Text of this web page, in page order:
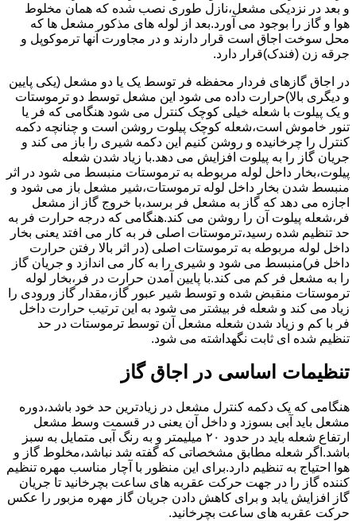
و بعد در نزدیکی مشعل،نازل طوری نصب شده که همان مخلوط
هوا و گاز را بوجود می آورد.بعد از لوله های مذکور مشعل ها که
محل سوخت اجاق است قرار دارند و در مجاورت آنها ترموکوپل و
جرقه زن (فندک)قرار دارد.
در اجاق گازهای فردار محفظه فر توسط یک یا دو مشعل (یکی پایین
و دیگری بالا)حرارت داده می شود این مشعل توسط دو ترموستات
و یک پیلوت با شعله خیلی کوچک کنترل می شود هنگامی که فر یا
تنور خاموش است،شعله کوچک پیلوت روشن است و چنانچه دکمه
کنترل را چرخانیده و روشن کنیم این دکمه شیری را باز می کند و
جریان گاز را به پیلوت افزایش می دهد.با زیاد شدن شعله
پیلوت،بخار داخل لوله مربوطه به ترموستات منبسط می شود در اثر
منبسط شدن بخار داخل لوله ترموستات،شیر مشعل باز می شود و
اجازه می دهد که گاز به مشعل فر برسد،با خروج گاز از مشعل
فر،شعله پیلوت آن را روشن می کند.هنگامی که درجه حرارت فر به
حد تنظیم شده رسید،ترموستات اصلی فر به کار می افتد یعنی بخار
داخل لوله مربوطه به ترموستات اصلی (در اثر بالا رفتن حرارت
داخل فر)منبسط می شود و شیری را به کار می اندازد و جریان گاز
را به مشعل فر کم می کند.با پایین آمدن حرارت در فر،بخار لوله
ترموستات منقبض شده و توسط شیر عبور گاز،مقدار گاز ورودی را
زیاد می کند و شعله فر بیشتر می شود به این ترتیب حرارت داخل
فر با کم و زیاد شدن شعله مشعل آن توسط ترموستات در حد
تنظیم شده ای ثابت نگهداشته می شود.
تنظیمات اساسی در اجاق گاز
هنگامی که یک دکمه کنترل مشعل در زیادترین حد خود باشد،دوره
مشعل باید آبی بسوزد و داخل آن یعنی در قسمت وسط مشعل
ارتفاع شعله باید در حدود ۲۰ میلیمتر و به رنگ آبی متمایل به سبز
باشد.اگر شعله مطابق مشخصاتی که گفته شد نباشد،مخلوط گاز و
هوا احتیاج به تنظیم دارد.برای این منظور با آچار مناسب مهره تنظیم
کننده گاز را در جهت حرکت عقربه های ساعت بچرخانید تا جریان
گاز افزایش یابد و برای کاهش دادن جریان گاز مهره مزبور را عکس
حرکت عقربه های ساعت بچرخانید.